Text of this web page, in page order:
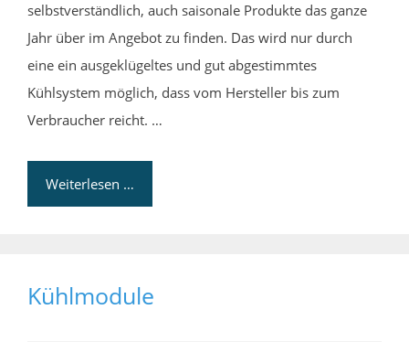
selbstverständlich, auch saisonale Produkte das ganze
Jahr über im Angebot zu finden. Das wird nur durch
eine ein ausgeklügeltes und gut abgestimmtes
Kühlsystem möglich, dass vom Hersteller bis zum
Verbraucher reicht. …
Weiterlesen …
Kühlmodule